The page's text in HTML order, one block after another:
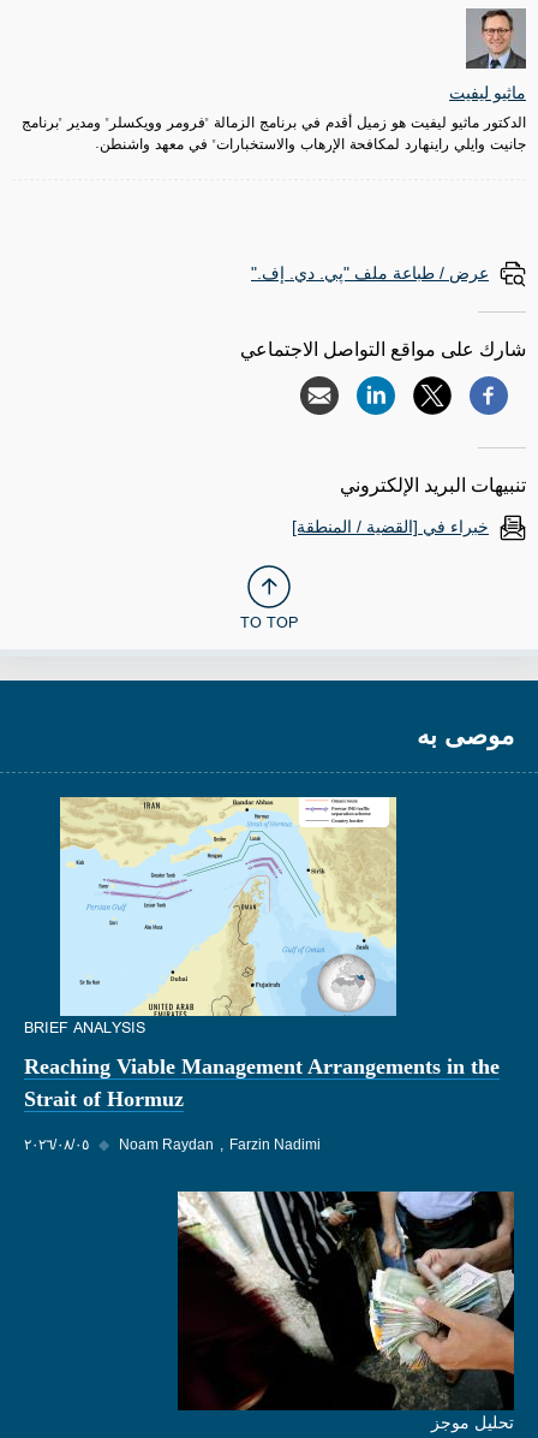
ماثيو ليفيت
الدكتور ماثيو ليفيت هو زميل أقدم في برنامج الزمالة "فرومر وويكسلر" ومدير "برنامج
جانيت وايلي راينهارد لمكافحة الإرهاب والاستخبارات" في معهد واشنطن.
عرض / طباعة ملف "پي. دي. إف."
شارك على مواقع التواصل الاجتماعي
تنبيهات البريد الإلكتروني
خبراء في [القضية / المنطقة]
TO TOP
موصى به
BRIEF ANALYSIS
Reaching Viable Management Arrangements in the
Strait of Hormuz
٠٥‏/٠٨‏/٢٠٢٦ ◆ Noam Raydan Farzin Nadimi
تحليل موجز